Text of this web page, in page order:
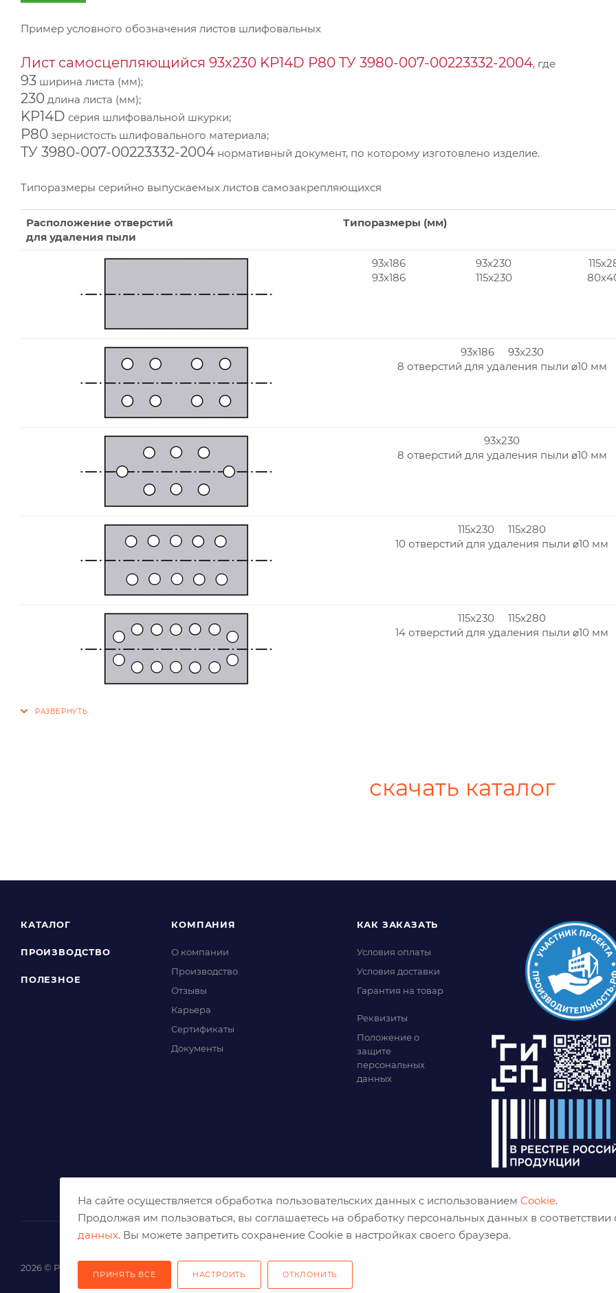
Пример условного обозначения листов шлифовальных
Лист самосцепляющийся 93х230 KP14D Р80 ТУ 3980-007-00223332-2004, где
93 ширина листа (мм);
230 длина листа (мм);
KP14D серия шлифовальной шкурки;
Р80 зернистость шлифовального материала;
ТУ 3980-007-00223332-2004 нормативный документ, по которому изготовлено изделие.
Типоразмеры серийно выпускаемых листов самозакрепляющихся
Расположение отверстий
для удаления пыли
Типоразмеры (мм)
93x186
93x186
93x230
115x230
93x186 93x230
8 отверстий для удаления пыли ⌀10 мм
93x230
8 отверстий для удаления пыли ⌀10 мм
115x230 115x280
10 отверстий для удаления пыли ⌀10 мм
115x230 115x280
14 отверстий для удаления пыли ⌀10 мм
скачать каталог
КАТАЛОГ
ПРОИЗВОДСТВО
ПОЛЕЗНОЕ
КОМПАНИЯ
О компании
Производство
Отзывы
Карьера
Сертификаты
Документы
КАК ЗАКАЗАТЬ
Условия оплаты
Условия доставки
Гарантия на товар
Реквизиты
Положение о
защите
персональных
данных
2026 © Решения для эффективного шлифования и реза
На сайте осуществляется обработка пользовательских данных с использованием Cookie.
Продолжая им пользоваться, вы соглашаетесь на обработку персональных данных в соответствии
данных. Вы можете запретить сохранение Cookie в настройках своего браузера.
ПРИНЯТЬ ВСЕ НАСТРОИТЬ ОТКЛОНИТЬ